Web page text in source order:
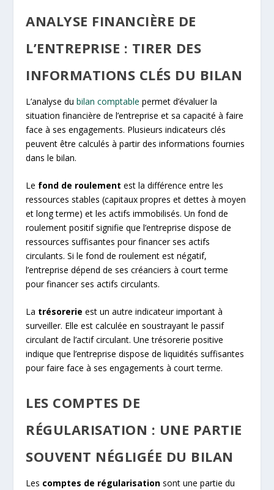
ANALYSE FINANCIÈRE DE
L’ENTREPRISE : TIRER DES
INFORMATIONS CLÉS DU BILAN
L’analyse dubilan comptable permet d’évaluer la
situation financière de l’entreprise et sa capacité à faire
face à ses engagements. Plusieurs indicateurs clés
peuvent être calculés à partir des informations fournies
dans le bilan.
Le fond de roulement est la différence entre les
ressources stables (capitaux propres et dettes à moyen
et long terme) et les actifs immobilisés. Un fond de
roulement positif signifie que l’entreprise dispose de
ressources suffisantes pour financer ses actifs
circulants. Si le fond de roulement est négatif,
l’entreprise dépend de ses créanciers à court terme
pour financer ses actifs circulants.
La trésorerie est un autre indicateur important à
surveiller. Elle est calculée en soustrayant le passif
circulant de l’actif circulant. Une trésorerie positive
indique que l’entreprise dispose de liquidités suffisantes
pour faire face à ses engagements à court terme.
LES COMPTES DE
RÉGULARISATION : UNE PARTIE
SOUVENT NÉGLIGÉE DU BILAN
Les comptes de régularisation sont une partie du